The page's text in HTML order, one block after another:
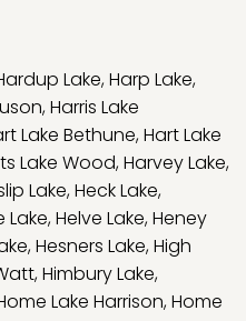
Lake,Harp Lake,
,Harris Lake
Lake Bethune,Hart Lake
Lake Wood,Harvey Lake,
Lake,Heck Lake,
Lake,Helve Lake,Heney
,Hesners Lake,High
,Himbury Lake,
Lake Harrison,Home